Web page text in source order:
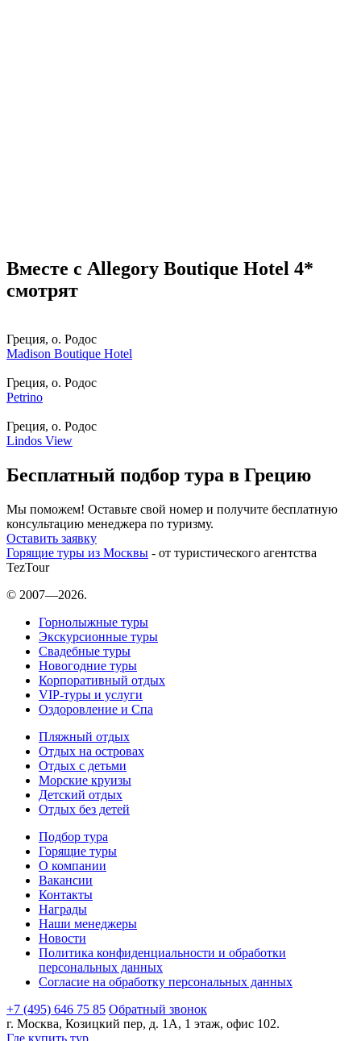
Вместе с Allegory Boutique Hotel 4*
смотрят
Греция, о. Родос
Madison Boutique Hotel
Греция, о. Родос
Petrino
Греция, о. Родос
Lindos View
Бесплатный подбор тура в Грецию
Мы поможем! Оставьте свой номер и получите бесплатную
консультацию менеджера по туризму.
Оставить заявку
Горящие туры из Москвы - от туристического агентства
TezTour
© 2007—2026.
Горнолыжные туры
Экскурсионные туры
Свадебные туры
Новогодние туры
Корпоративный отдых
VIP-туры и услуги
Оздоровление и Спа
Пляжный отдых
Отдых на островах
Отдых с детьми
Морские круизы
Детский отдых
Отдых без детей
Подбор тура
Горящие туры
О компании
Вакансии
Контакты
Награды
Наши менеджеры
Новости
Политика конфиденциальности и обработки
персональных данных
Согласие на обработку персональных данных
+7 (495) 646 75 85 Обратный звонок
г. Москва, Козицкий пер, д. 1А, 1 этаж, офис 102.